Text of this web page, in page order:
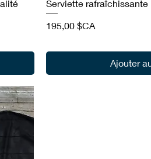
Serviette rafraîchissante
Prix
195,00 $CA
Ajouter